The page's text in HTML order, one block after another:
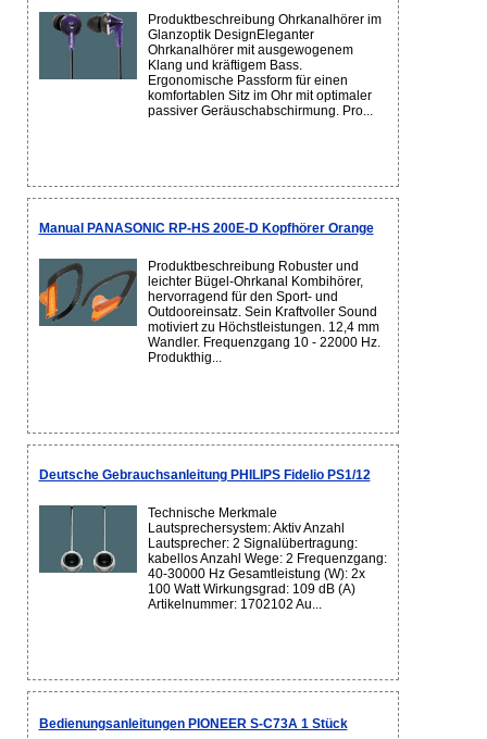
Produktbeschreibung Ohrkanalhörer im
Glanzoptik DesignEleganter
Ohrkanalhörer mit ausgewogenem
Klang und kräftigem Bass.
Ergonomische Passform für einen
komfortablen Sitz im Ohr mit optimaler
passiver Geräuschabschirmung. Pro...
Manual PANASONIC RP-HS 200E-D Kopfhörer Orange
Produktbeschreibung Robuster und
leichter Bügel-Ohrkanal Kombihörer,
hervorragend für den Sport- und
Outdooreinsatz. Sein Kraftvoller Sound
motiviert zu Höchstleistungen. 12,4 mm
Wandler. Frequenzgang 10 - 22000 Hz.
Produkthig...
Deutsche Gebrauchsanleitung PHILIPS Fidelio PS1/12
Technische Merkmale
Lautsprechersystem: Aktiv Anzahl
Lautsprecher: 2 Signalübertragung:
kabellos Anzahl Wege: 2 Frequenzgang:
40-30000 Hz Gesamtleistung (W): 2x
100 Watt Wirkungsgrad: 109 dB (A)
Artikelnummer: 1702102 Au...
Bedienungsanleitungen PIONEER S-C73A 1 Stück